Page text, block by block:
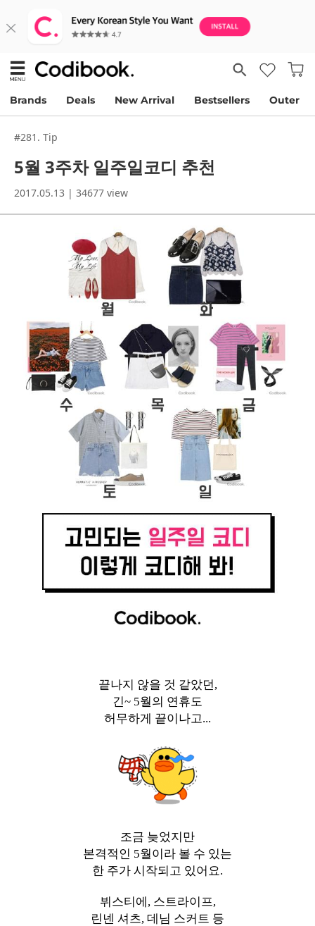
Brands Deals New Arrival Bestsellers Outer
#281. Tip
5월 3주차 일주일코디 추천
2017.05.13 | 34677 view
끝나지 않을 것 같았던,
긴~ 5월의 연휴도
허무하게 끝이나고...
조금 늦었지만
본격적인 5월이라 볼 수 있는
한 주가 시작되고 있어요.
뷔스티에, 스트라이프,
린넨 셔츠, 데님 스커트 등